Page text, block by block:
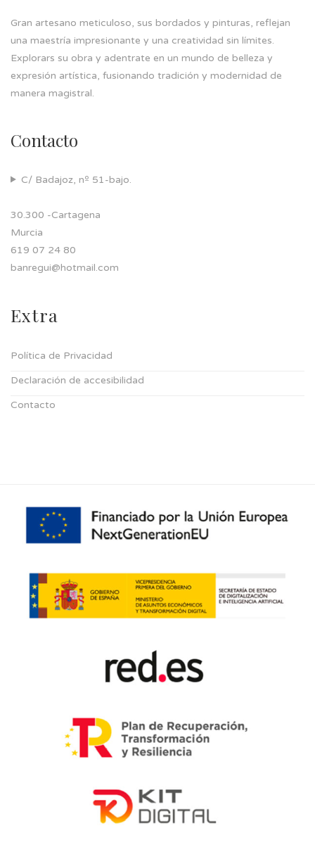
Gran artesano meticuloso, sus bordados y pinturas, reflejan
una maestría impresionante y una creatividad sin límites.
Explorars su obra y adentrate en un mundo de belleza y
expresión artística, fusionando tradición y modernidad de
manera magistral.
Contacto
C/ Badajoz, nº 51-bajo.
30.300 -Cartagena
Murcia
619 07 24 80
banregui@hotmail.com
Extra
Política de Privacidad
Declaración de accesibilidad
Contacto